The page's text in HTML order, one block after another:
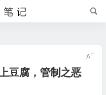
豆腐，管制之恶